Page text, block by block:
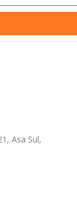
Asa Sul,